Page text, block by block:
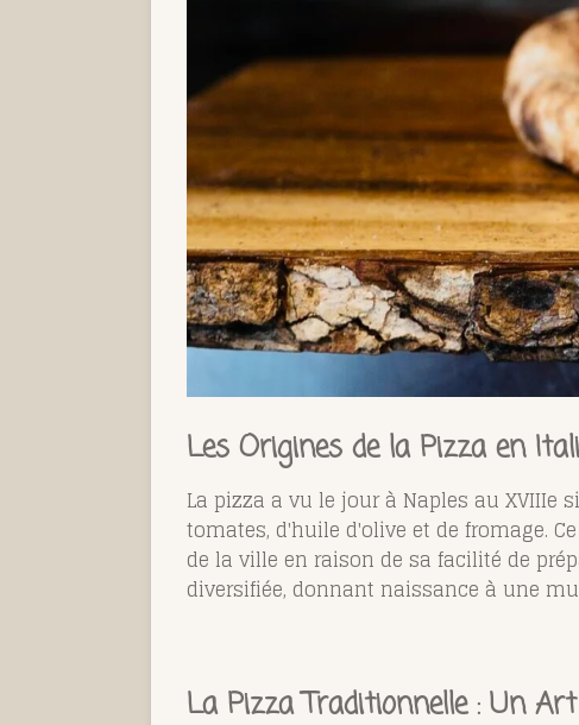
Les Origines de la Pizza en
La pizza a vu le jour à Naples au
tomates, d'huile d'olive et de fromage.
de la ville en raison de sa facilité de
diversifiée, donnant naissance à une
La Pizza Traditionnelle : Un